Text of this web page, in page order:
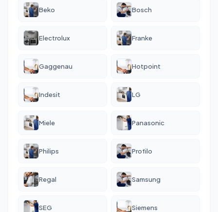
Beko Bosch
Electrolux Franke
Gaggenau Hotpoint
Indesit LG
Miele Panasonic
Philips Profilo
Regal Samsung
SEG Siemens